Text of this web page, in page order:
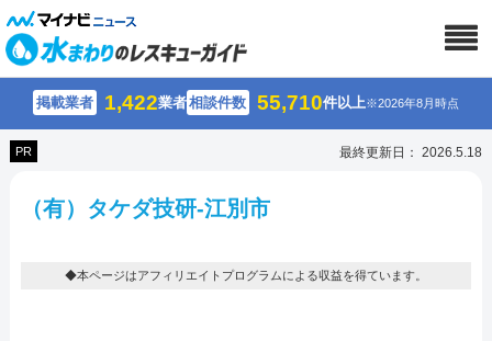
掲載業者 1,422業者相談件数 55,710件以上※2026年8月時点
PR 最終更新日： 2026.5.18
（有）タケダ技研-江別市
◆本ページはアフィリエイトプログラムによる収益を得ています。